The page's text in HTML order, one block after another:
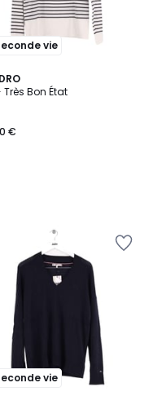
vie
Très Bon État
€
vie